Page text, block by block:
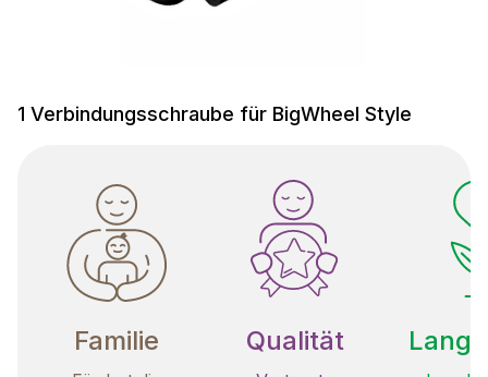
1 Verbindungsschraube für BigWheel Style
Familie Qualität